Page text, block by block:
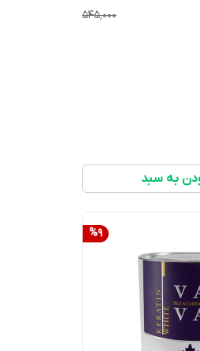
۵۴۵٬۰۰۰
به سبد
%9